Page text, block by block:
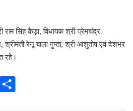
सिंह कैड़ा, विधायक श्री प्रेमचंद्र
रेनू बाला गुप्ता, श्री आशुतोष एवं देशभर
रहे।
W